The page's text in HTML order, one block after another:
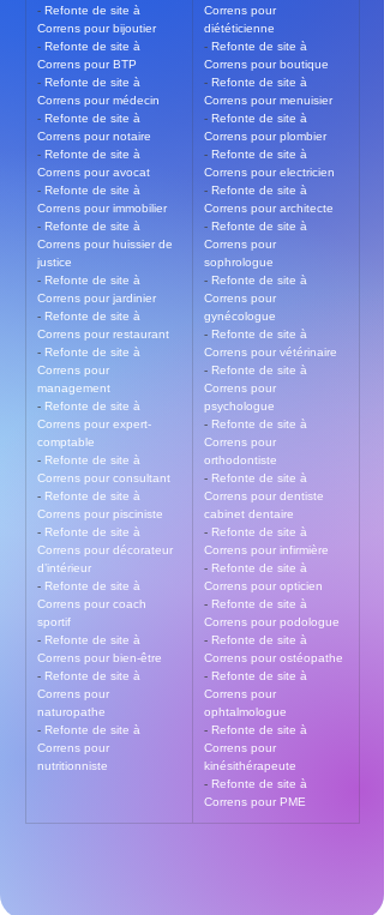
- Refonte de site à
Correns pour bijoutier
- Refonte de site à
Correns pour BTP
- Refonte de site à
Correns pour médecin
- Refonte de site à
Correns pour notaire
- Refonte de site à
Correns pour avocat
- Refonte de site à
Correns pour immobilier
- Refonte de site à
Correns pour huissier de
justice
- Refonte de site à
Correns pour jardinier
- Refonte de site à
Correns pour restaurant
- Refonte de site à
Correns pour
management
- Refonte de site à
Correns pour expert-
comptable
- Refonte de site à
Correns pour consultant
- Refonte de site à
Correns pour pisciniste
- Refonte de site à
Correns pour décorateur
d’intérieur
- Refonte de site à
Correns pour coach
sportif
- Refonte de site à
Correns pour bien-être
- Refonte de site à
Correns pour
naturopathe
- Refonte de site à
Correns pour
nutritionniste
Correns pour
diététicienne
- Refonte de site à
Correns pour boutique
- Refonte de site à
Correns pour menuisier
- Refonte de site à
Correns pour plombier
- Refonte de site à
Correns pour electricien
- Refonte de site à
Correns pour architecte
- Refonte de site à
Correns pour
sophrologue
- Refonte de site à
Correns pour
gynécologue
- Refonte de site à
Correns pour vétérinaire
- Refonte de site à
Correns pour
psychologue
- Refonte de site à
Correns pour
orthodontiste
- Refonte de site à
Correns pour dentiste
cabinet dentaire
- Refonte de site à
Correns pour infirmière
- Refonte de site à
Correns pour opticien
- Refonte de site à
Correns pour podologue
- Refonte de site à
Correns pour ostéopathe
- Refonte de site à
Correns pour
ophtalmologue
- Refonte de site à
Correns pour
kinésithérapeute
- Refonte de site à
Correns pour PME